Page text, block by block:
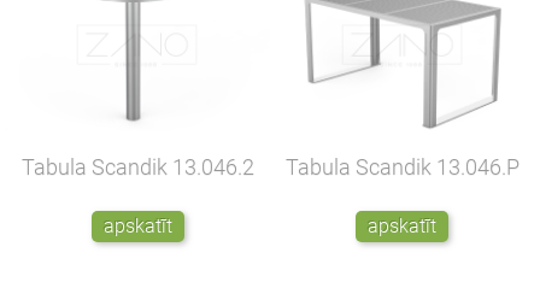
Tabula Scandik 13.046.2
apskatīt
Tabula Scandik 13.046.P
apskatīt